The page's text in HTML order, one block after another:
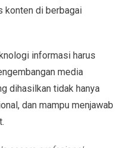
konten di berbagai
informasi harus
media
dihasilkan tidak hanya
dan mampu menjawab